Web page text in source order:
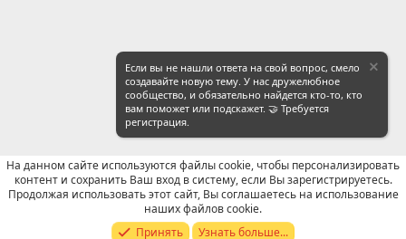
Отзывы о работе посредников
Если вы не нашли ответа на свой вопрос, смело
создавайте новую тему. У нас дружелюбное
сообщество, и обязательно найдется кто-то, кто
вам поможет или подскажет. 🤝 Требуется
регистрация.
На данном сайте используются файлы cookie, чтобы персонализировать
контент и сохранить Ваш вход в систему, если Вы зарегистрируетесь.
Продолжая использовать этот сайт, Вы соглашаетесь на использование
наших файлов cookie.
Принять
Узнать больше...